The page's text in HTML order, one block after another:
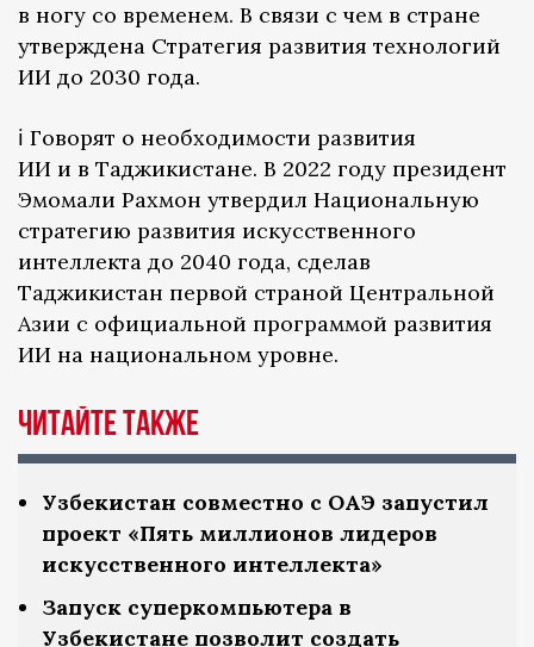
в ногу со временем. В связи с чем в стране
утверждена Стратегия развития технологий
ИИ до 2030 года.
ℹ️ Говорят о необходимости развития
ИИ и в Таджикистане. В 2022 году президент
Эмомали Рахмон утвердил Национальную
стратегию развития искусственного
интеллекта до 2040 года, сделав
Таджикистан первой страной Центральной
Азии с официальной программой развития
ИИ на национальном уровне.
Читайте также
Узбекистан совместно с ОАЭ запустил
проект «Пять миллионов лидеров
искусственного интеллекта»
Запуск суперкомпьютера в
Узбекистане позволит создать